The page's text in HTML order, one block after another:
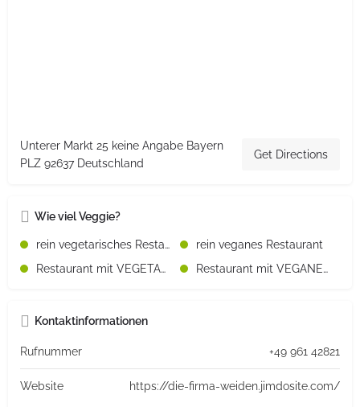
Unterer Markt 25 keine Angabe Bayern
PLZ 92637 Deutschland
Get Directions
Wie viel Veggie?
rein vegetarisches Restaurant
rein veganes Restaurant
Restaurant mit VEGETARISCHEN Speisen
Restaurant mit VEGANEN Speisen
Kontaktinformationen
Rufnummer +49 961 42821
Website https://die-firma-weiden.jimdosite.com/